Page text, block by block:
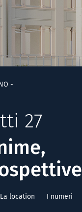
-
27
La location I numeri